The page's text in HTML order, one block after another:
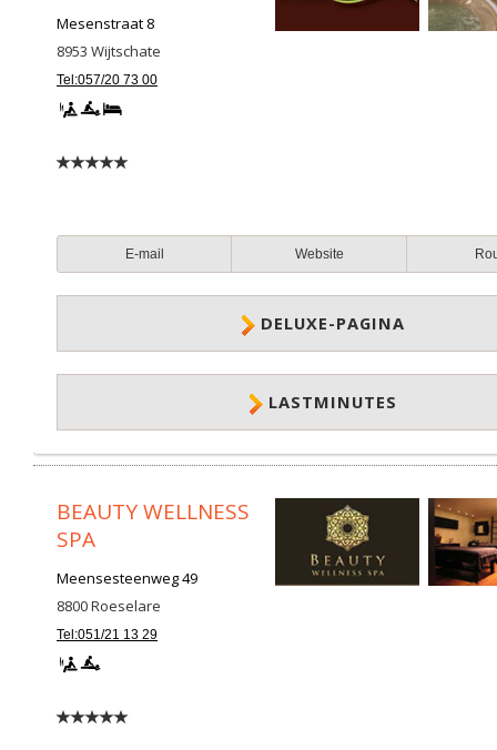
Mesenstraat 8
8953 Wijtschate
Tel:057/20 73 00
E-mail Website
DELUXE-PAGINA
LASTMINUTES
BEAUTY WELLNESS
SPA
Meensesteenweg 49
8800Roeselare
Tel:051/21 13 29